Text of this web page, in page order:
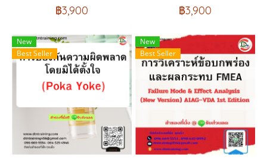
฿3,900 ฿3,900
New
Best Seller
New
Best Seller